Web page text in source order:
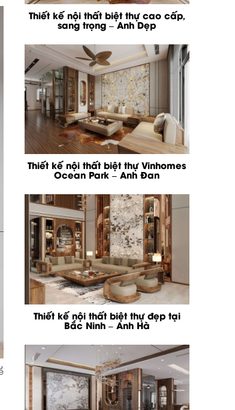
Thiết kế nội thất biệt thự cao cấp,
sang trọng – Anh Dẹp
Thiết kế nội thất biệt thự Vinhomes
Ocean Park – Anh Đan
Thiết kế nội thất biệt thự đẹp tại
Bắc Ninh – Anh Hà